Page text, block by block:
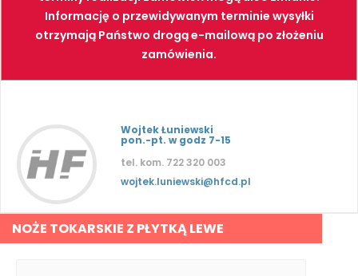
Informację o przewidywanym terminie wysyłki
otrzymają Państwo drogą e-mailową po złożeniu
zamówienia.
Wojtek Łuniewski
pon.-pt. w godz 7-15
tel. kom. 722 320 003
wojtek.luniewski@hfcd.pl
NOŻE TOKARSKIE Z PŁYTKĄ LEWE